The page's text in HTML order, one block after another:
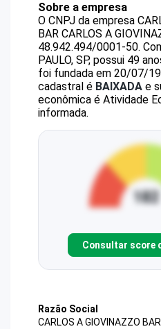
Sobre a empresa
O CNPJ da empresa
BAR CARLOS A
48.942.494/0001-50.
PAULO, SP, possui 49
foi fundada em 20/07/
cadastral é BAIXADA e
econômica é Atividade
informada.
Consultar score
Razão Social
CARLOS A GIOVINAZZO BAR